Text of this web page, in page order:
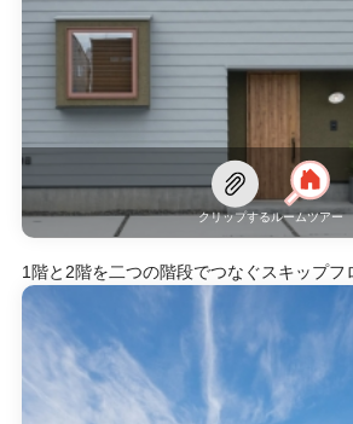
クリップするルームツアー
1階と2階を二つの階段でつなぐスキップフ